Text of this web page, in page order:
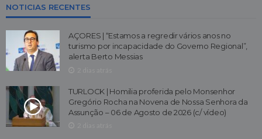
NOTICIAS RECENTES
AÇORES | “Estamos a regredir vários anos no
turismo por incapacidade do Governo Regional”,
alerta Berto Messias
TURLOCK | Homilia proferida pelo Monsenhor
Gregório Rocha na Novena de Nossa Senhora da
Assunção – 06 de Agosto de 2026 (c/ vídeo)